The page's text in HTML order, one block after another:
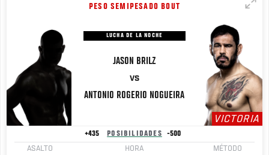
PESO SEMIPESADO BOUT
LUCHA DE LA NOCHE
JASON BRILZ
VS
ANTONIO ROGERIO NOGUEIRA
VICTORIA
+435 POSIBILIDADES
-500
ASALTO
HORA
MÉTODO